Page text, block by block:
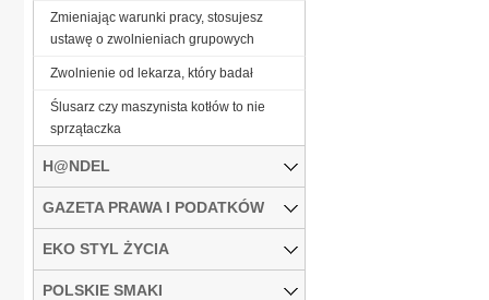
Zmieniając warunki pracy, stosujesz
ustawę o zwolnieniach grupowych
Zwolnienie od lekarza, który badał
Ślusarz czy maszynista kotłów to nie
sprzątaczka
H@NDEL
GAZETA PRAWA I PODATKÓW
EKO STYL ŻYCIA
POLSKIE SMAKI